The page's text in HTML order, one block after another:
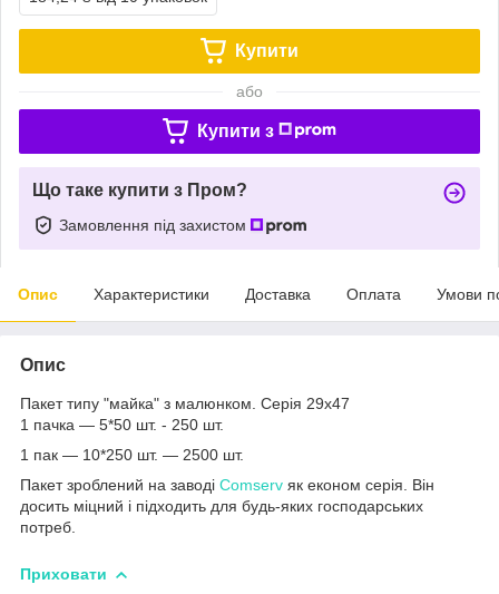
Купити
або
Купити з
Що таке купити з Пром?
Замовлення під захистом
Опис Характеристики Доставка Оплата Умови
Опис
Пакет типу "майка" з малюнком. Серія 29х47
1 пачка — 5*50 шт. - 250 шт.
1 пак — 10*250 шт. — 2500 шт.
Пакет зроблений на заводі Comserv як економ серія. Він
досить міцний і підходить для будь-яких господарських
потреб.
Приховати